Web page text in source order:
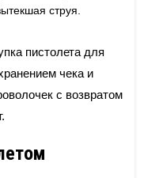
струя.
пистолета для
чека и
с возвратом